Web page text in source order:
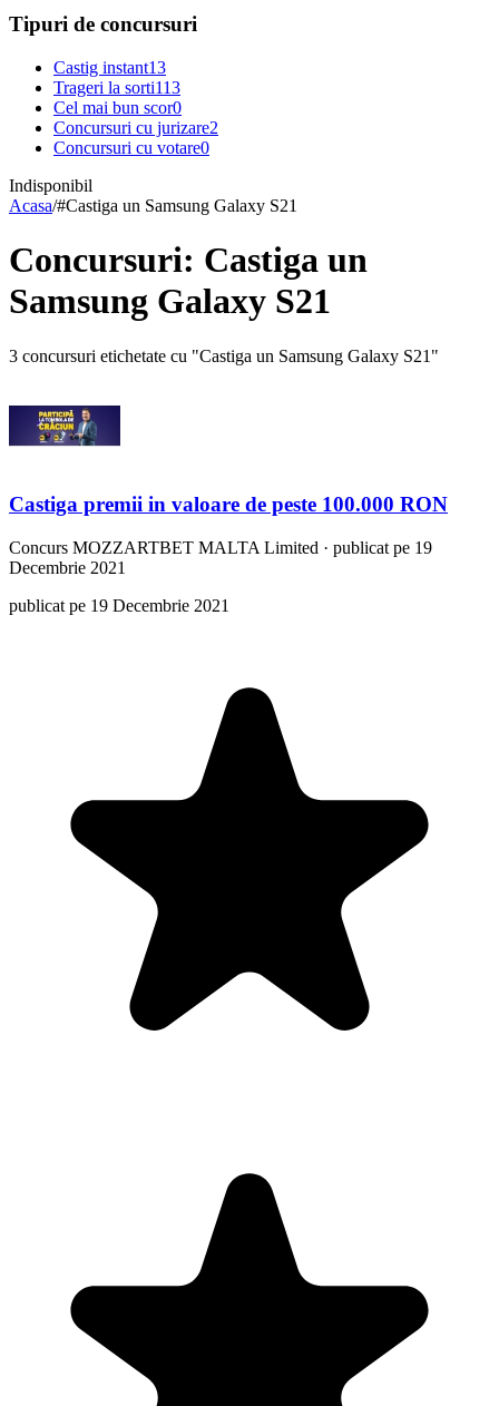
Tipuri de concursuri
Castig instant13
Trageri la sorti113
Cel mai bun scor0
Concursuri cu jurizare2
Concursuri cu votare0
Indisponibil
Acasa/#Castiga un Samsung Galaxy S21
Concursuri: Castiga un
Samsung Galaxy S21
3 concursuri etichetate cu "Castiga un Samsung Galaxy S21"
Castiga premii in valoare de peste 100.000 RON
Concurs MOZZARTBET MALTA Limited · publicat pe 19
Decembrie 2021
publicat pe 19 Decembrie 2021